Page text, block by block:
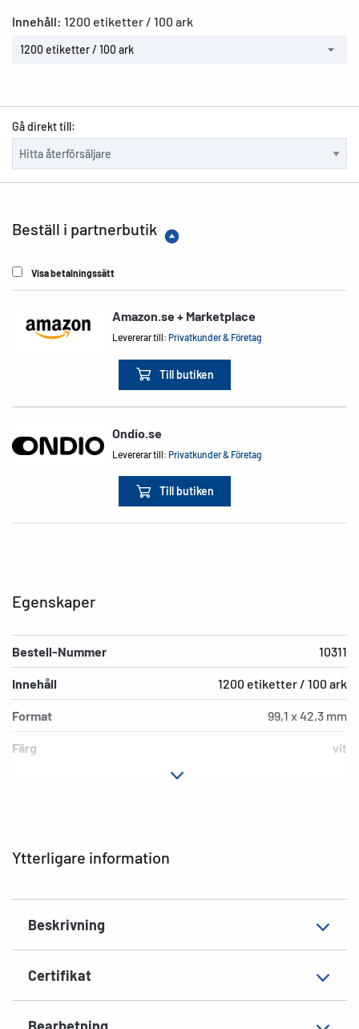
Innehåll: 1200 etiketter / 100 ark
1200 etiketter / 100 ark
Gå direkt till:
Beställ i partnerbutik
Visa betalningssätt
Amazon.se + Marketplace
Levererar till:Privatkunder & Företag
Till butiken
Ondio.se
Levererar till:Privatkunder & Företag
Till butiken
Ytterligare information
Beskrivning
Certifikat
Egenskaper
Bestell-Nummer 10311
Innehåll 1200 etiketter / 100 ark
Format 99,1 x 42,3 mm
Färg vit